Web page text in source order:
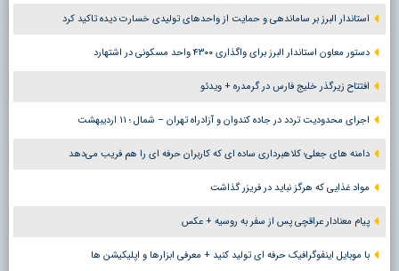
استاندار البرز بر ساماندهی و حمایت از واحدهای تولیدی خسارت دیده تاکید کرد
دستور معاون استاندار البرز برای واگذاری ۴۳۰۰ واحد مسکونی در اشتهارد
افتتاح زیرگذر خلیج فارس در گرمدره + ویدئو
اجرای محدودیت تردد در جاده کندوان و آزادراه تهران – شمال ؛ ١١ اردیبهشت
دامنه های جعلی؛ کلاهبرداری ساده ای که کاربران حرفه ای را هم فریب می‌دهد
مواد غذایی که هرگز نباید در فریزر گذاشت
پیام معنادار عراقچی پس از سفر به روسیه + عکس
با موبایل اینفوگرافیک حرفه ای تولید کنید + معرفی ابزارها و اپلیکیشن ها